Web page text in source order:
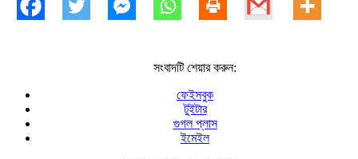
সংবাদটি শেয়ার করুন:
ফেইসবুক
টুইটার
গুগল প্লাস
ইমেইল